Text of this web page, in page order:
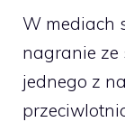
W mediach
nagranie ze
jednego z